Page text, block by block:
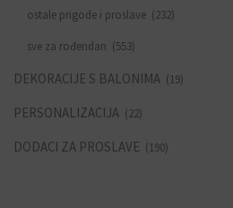
ostale prigode i proslave (232)
sve za rođendan (553)
DEKORACIJE S BALONIMA (19)
PERSONALIZACIJA (22)
DODACI ZA PROSLAVE (190)